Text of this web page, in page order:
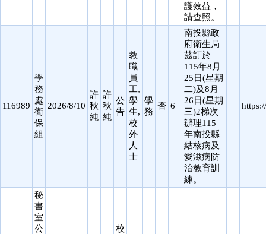
護效益，
請查照。
116989
學
務
處
衛
保
組
2026/8/10
許
秋
純
許
秋
純
公
告
教
職
員
工,
學
生,
校
外
人
士
學
務
否 6
南投縣政
府衛生局
茲訂於
115年8月
25日(星期
二)及8月
26日(星期
三)2梯次
辦理115
年南投縣
結核病及
愛滋病防
治教育訓
練。
秘
書
室
公
校